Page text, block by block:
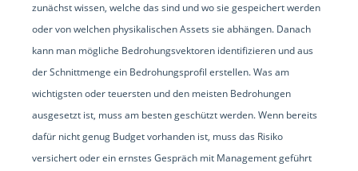
zunächst wissen, welche das sind und wo sie gespeichert werden
oder von welchen physikalischen Assets sie abhängen. Danach
kann man mögliche Bedrohungsvektoren identifizieren und aus
der Schnittmenge ein Bedrohungsprofil erstellen. Was am
wichtigsten oder teuersten und den meisten Bedrohungen
ausgesetzt ist, muss am besten geschützt werden. Wenn bereits
dafür nicht genug Budget vorhanden ist, muss das Risiko
versichert oder ein ernstes Gespräch mit Management geführt